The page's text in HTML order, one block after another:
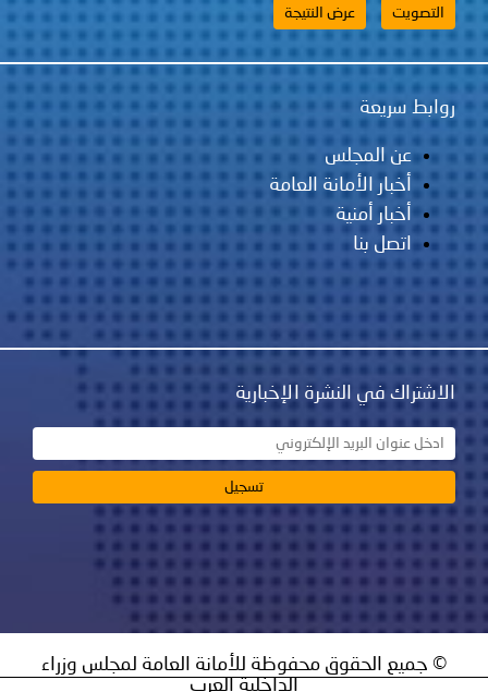
العامة
الإخبارية
محفوظة للأمانة العامة لمجلس وزراء